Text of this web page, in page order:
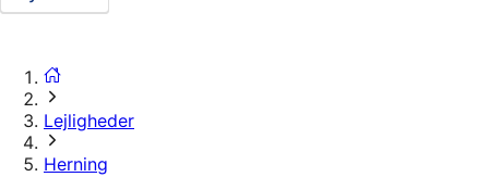
Lejligheder
Herning